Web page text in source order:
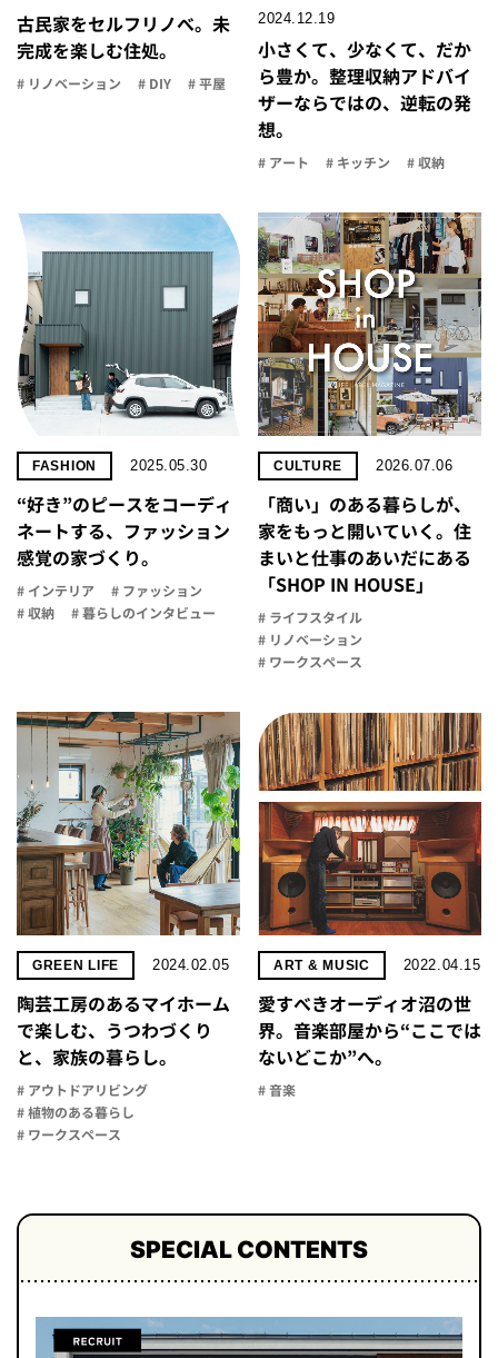
古民家をセルフリノべ。未
完成を楽しむ住処。
# リノベーション # DIY # 平屋
2024.12.19
小さくて、少なくて、だか
ら豊か。整理収納アドバイ
ザーならではの、逆転の発
想。
# アート # キッチン # 収納
FASHION 2025.05.30
“好き”のピースをコーディ
ネートする、ファッション
感覚の家づくり。
# インテリア
# ファッション
# 収納
# 暮らしのインタビュー
CULTURE 2026.07.06
「商い」の​ある​暮らしが、​
家を​もっと​開いていく。​住
まいと​仕事の​あいだに​ある​
「SHOP IN HOUSE」
# ライフスタイル
# リノベーション
# ワークスペース
GREEN LIFE 2024.02.05
陶芸工房のあるマイホーム
で楽しむ、うつわづくり
と、家族の暮らし。
# アウトドアリビング
# 植物のある暮らし
# ワークスペース
ART & MUSIC 2022.04.15
愛すべきオーディオ沼の世
界。音楽部屋から“ここでは
ないどこか”へ。
# 音楽
SPECIAL CONTENTS